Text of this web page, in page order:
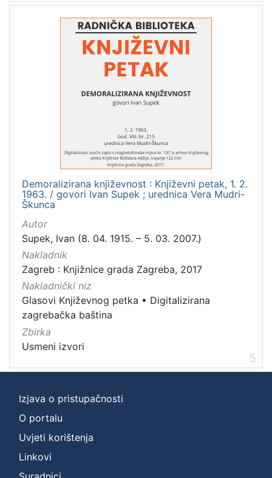
Demoralizirana književnost : Književni petak, 1. 2.
1963. / govori Ivan Supek ; urednica Vera Mudri-
Škunca
Autor
Supek, Ivan (8. 04. 1915. – 5. 03. 2007.)
Nakladnik
Zagreb : Knjižnice grada Zagreba, 2017
Nakladnički niz
Glasovi Književnog petka • Digitalizirana
zagrebačka baština
Zbirka
Usmeni izvori
5
Izjava o pristupačnosti
O portalu
Uvjeti korištenja
Linkovi